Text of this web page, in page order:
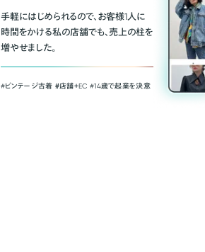
手軽にはじめられるので、お客様1人に
時間をかける私の店舗でも、売上の柱を
増やせました。
#ビンテージ古着 ＃店舗＋EC #14歳で起業を決意